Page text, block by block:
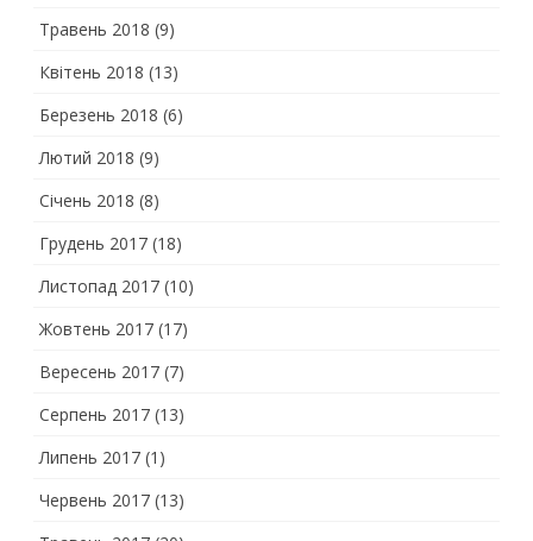
Травень 2018 (9)
Квітень 2018 (13)
Березень 2018 (6)
Лютий 2018 (9)
Січень 2018 (8)
Грудень 2017 (18)
Листопад 2017 (10)
Жовтень 2017 (17)
Вересень 2017 (7)
Серпень 2017 (13)
Липень 2017 (1)
Червень 2017 (13)